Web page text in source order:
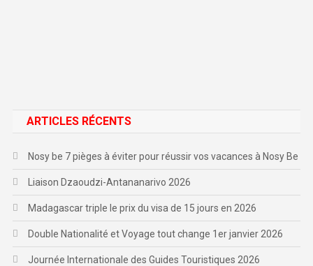
ARTICLES RÉCENTS
Nosy be 7 pièges à éviter pour réussir vos vacances à Nosy Be
Liaison Dzaoudzi-Antananarivo 2026
Madagascar triple le prix du visa de 15 jours en 2026
Double Nationalité et Voyage tout change 1er janvier 2026
Journée Internationale des Guides Touristiques 2026